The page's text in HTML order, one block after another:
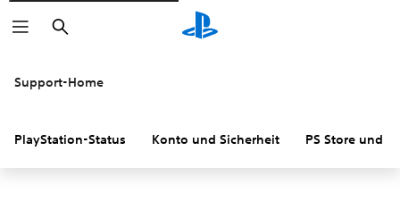
Suchen
Support-Home
PlayStation-Status Konto und Sicherheit PS Store und